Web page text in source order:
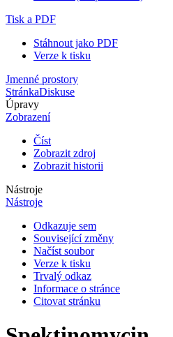
Tisk a PDF
Stáhnout jako PDF
Verze k tisku
Jmenné prostory
StránkaDiskuse
Úpravy
Zobrazení
Číst
Zobrazit zdroj
Zobrazit historii
Nástroje
Nástroje
Odkazuje sem
Související změny
Načíst soubor
Verze k tisku
Trvalý odkaz
Informace o stránce
Citovat stránku